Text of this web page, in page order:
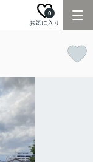
お気に入り
0